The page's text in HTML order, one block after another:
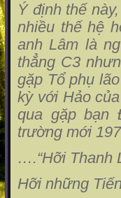
Ý định thế
nhiều thế hệ
anh Lâm là
thẳng C3
gặp Tổ phụ
kỳ với Hảo
qua gặp bạn
trường mới
….“Hỡi Thanh
Hỡi những